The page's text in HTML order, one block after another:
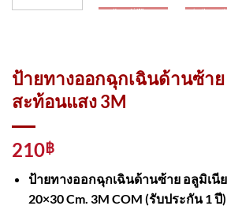
ป้ายทางออกฉุกเฉินด้านซ้าย
สะท้อนแสง 3M
210฿
ป้ายทางออกฉุกเฉินด้านซ้าย อลูมิเนี
20×30 Cm. 3M COM (รับประกัน 1 ปี)